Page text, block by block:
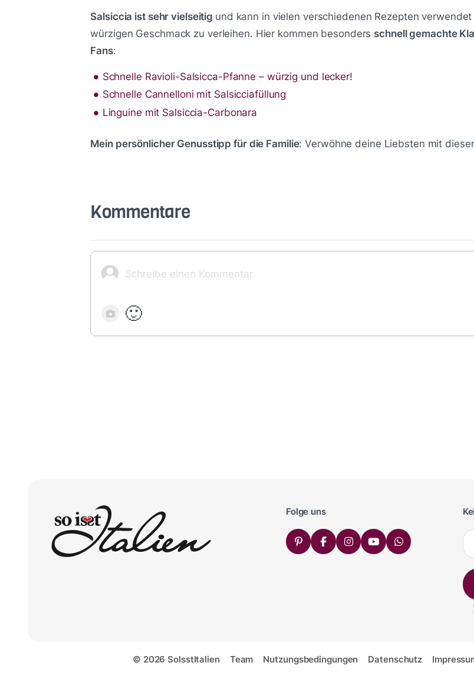
Salsiccia ist sehr vielseitig und kann in vielen verschiedenen Rezepten
würzigen Geschmack zu verleihen. Hier kommen besonders schnell gemachte
Fans:
Schnelle Ravioli-Salsicca-Pfanne – würzig und lecker!
Schnelle Cannelloni mit Salsicciafüllung
Linguine mit Salsiccia-Carbonara
Mein persönlicher Genusstipp für die Familie: Verwöhne deine Liebsten mit dieser
Kommentare
🙂
Folge uns
© 2026 SoIsstItalien Team Nutzungsbedingungen Datenschutz